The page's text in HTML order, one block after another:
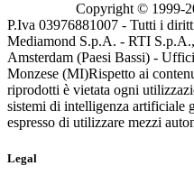
Copyright © 1999-
P.Iva 03976881007 - Tutti i
Mediamond S.p.A. - RTI
Amsterdam (Paesi Bassi) -
Monzese (MI)Rispetto ai
riprodotti è vietata ogni
sistemi di intelligenza artificiale
espresso di utilizzare mezzi
Legal